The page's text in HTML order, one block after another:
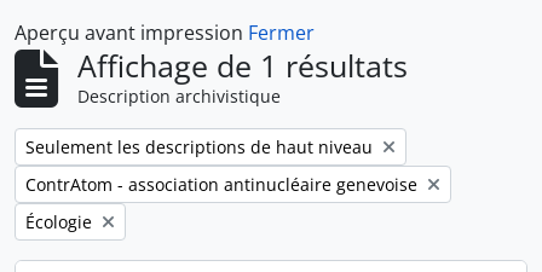
Aperçu avant impression Fermer
Affichage de 1 résultats
Description archivistique
Remove filter:
Seulement les descriptions de haut niveau
Remove filter:
ContrAtom - association antinucléaire genevoise
Remove filter:
Écologie